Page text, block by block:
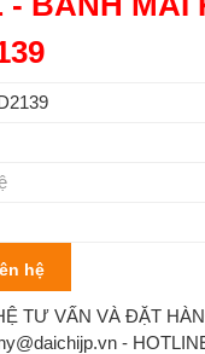
hệ
TƯ VẤN VÀ ĐẶT
-